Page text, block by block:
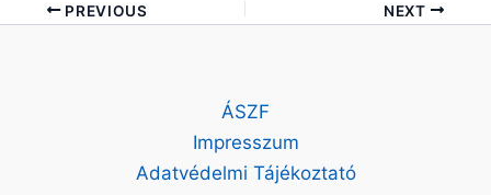
PREVIOUS NEXT
ÁSZF
Impresszum
Adatvédelmi Tájékoztató